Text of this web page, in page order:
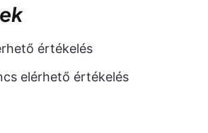
értékelés
elérhető értékelés